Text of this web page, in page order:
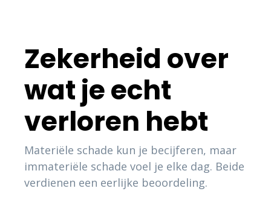
Zekerheid over
wat je echt
verloren hebt
Materiële schade kun je becijferen, maar
immateriële schade voel je elke dag. Beide
verdienen een eerlijke beoordeling.